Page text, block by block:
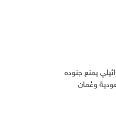
يمنع جنوده
وعُمان